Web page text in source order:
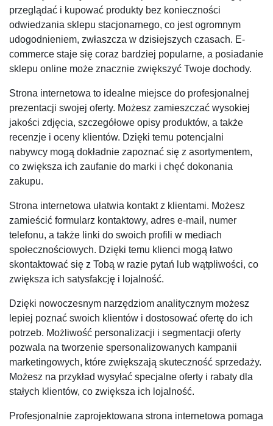
przeglądać i kupować produkty bez konieczności
odwiedzania sklepu stacjonarnego, co jest ogromnym
udogodnieniem, zwłaszcza w dzisiejszych czasach. E-
commerce staje się coraz bardziej popularne, a posiadanie
sklepu online może znacznie zwiększyć Twoje dochody.
Strona internetowa to idealne miejsce do profesjonalnej
prezentacji swojej oferty. Możesz zamieszczać wysokiej
jakości zdjęcia, szczegółowe opisy produktów, a także
recenzje i oceny klientów. Dzięki temu potencjalni
nabywcy mogą dokładnie zapoznać się z asortymentem,
co zwiększa ich zaufanie do marki i chęć dokonania
zakupu.
Strona internetowa ułatwia kontakt z klientami. Możesz
zamieścić formularz kontaktowy, adres e-mail, numer
telefonu, a także linki do swoich profili w mediach
społecznościowych. Dzięki temu klienci mogą łatwo
skontaktować się z Tobą w razie pytań lub wątpliwości, co
zwiększa ich satysfakcję i lojalność.
Dzięki nowoczesnym narzędziom analitycznym możesz
lepiej poznać swoich klientów i dostosować ofertę do ich
potrzeb. Możliwość personalizacji i segmentacji oferty
pozwala na tworzenie spersonalizowanych kampanii
marketingowych, które zwiększają skuteczność sprzedaży.
Możesz na przykład wysyłać specjalne oferty i rabaty dla
stałych klientów, co zwiększa ich lojalność.
Profesjonalnie zaprojektowana strona internetowa pomaga